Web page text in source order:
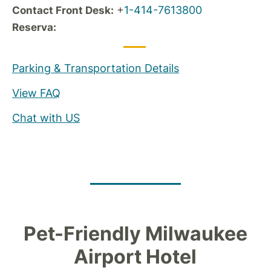
Contact Front Desk: +1-414-7613800
Reserva:
Parking & Transportation Details
View FAQ
Chat with US
Pet-Friendly Milwaukee
Airport Hotel